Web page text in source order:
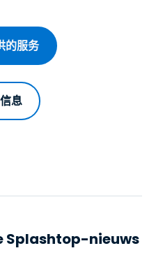
的服务
息
Splashtop-nieuws